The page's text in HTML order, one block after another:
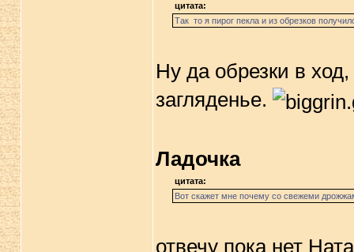
цитата:
Так то я пирог пекла и из обрезков
Ну да обрезки в
загляденье.
Ладочка
цитата:
Вот скажет мне почему со свежеми
отвечу пока нет